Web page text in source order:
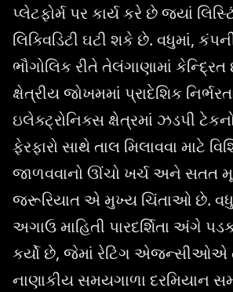
પ્લેટફોર્મ પર કાર્ય કરે છે જ્યાં
લિક્વિડિટી ઘટી શકે છે. વધુમાં,
ભૌગોલિક રીતે તેલંગાણામાં
ક્ષેત્રીય જોખમમાં પ્રાદેશિક
ઇલેક્ટ્રોનિક્સ ક્ષેત્રમાં ઝડપી
ફેરફારો સાથે તાલ મિલાવવા માટે
જાળવવાનો ઊંચો ખર્ચ અને સતત
જરૂરિયાત એ મુખ્ય ચિંતાઓ છે.
અગાઉ માહિતી પારદર્શિતા અંગે
કર્યો છે, જેમાં રેટિંગ એજન્સીઓએ
નાણાકીય સમયગાળા દરમિયાન